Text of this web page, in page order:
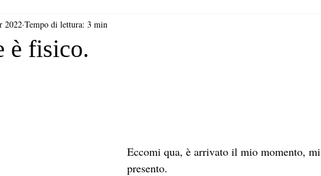
è fisico.
2022 Tempo di lettura: 3 min
Eccomi qua, è arrivato il mio momento, mi
presento.